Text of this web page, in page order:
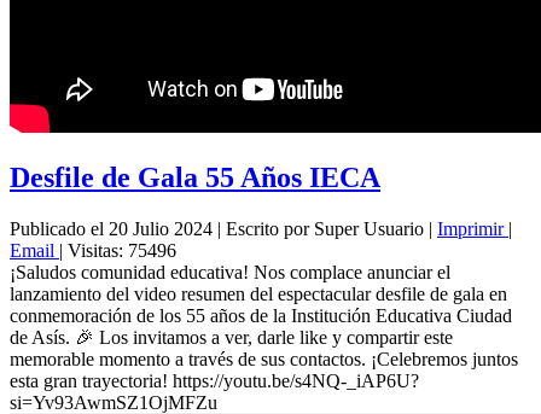
Desfile de Gala 55 Años IECA
Publicado el 20 Julio 2024 | Escrito por Super Usuario | Imprimir |
Email | Visitas: 75496
¡Saludos comunidad educativa! Nos complace anunciar el
lanzamiento del video resumen del espectacular desfile de gala en
conmemoración de los 55 años de la Institución Educativa Ciudad
de Asís. 🎉 Los invitamos a ver, darle like y compartir este
memorable momento a través de sus contactos. ¡Celebremos juntos
esta gran trayectoria! https://youtu.be/s4NQ-_iAP6U?
si=Yv93AwmSZ1OjMFZu